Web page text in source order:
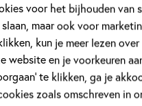
voor het bijhouden van
maar ook voor
kun je meer lezen
website en je voorkeuren
te klikken, ga je
zoals omschreven in